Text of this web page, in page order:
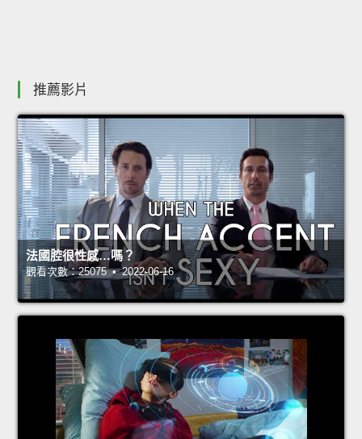
推薦影片
法國腔很性感…嗎？
觀看次數：25075 • 2022-06-16